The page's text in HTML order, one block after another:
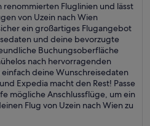
Fluglinien und lässt
von Uzein nach Wien
ein großartiges Flugangebot
und deine bevorzugte
Buchungsoberfläche
nach hervorragenden
deine Wunschreisedaten
Expedia macht den Rest! Passe
mögliche Anschlussflüge, um ein
Flug von Uzein nach Wien zu